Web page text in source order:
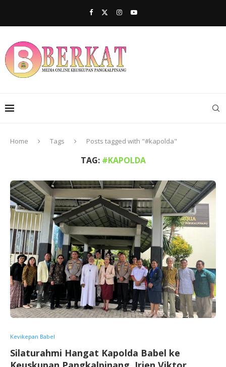
Home Tags Posts tagged with "#kapolda"
TAG: #KAPOLDA
Kevikepan Babel
Silaturahmi Hangat Kapolda Babel ke